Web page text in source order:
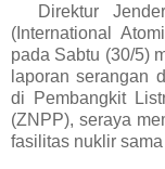
Direktur
(International
pada Sabtu (30/5)
laporan serangan
di Pembangkit
(ZNPP), seraya
fasilitas nuklir